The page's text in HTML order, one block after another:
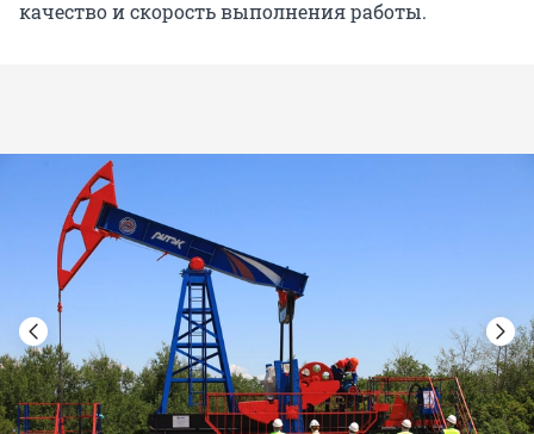
качество и скорость выполнения работы.